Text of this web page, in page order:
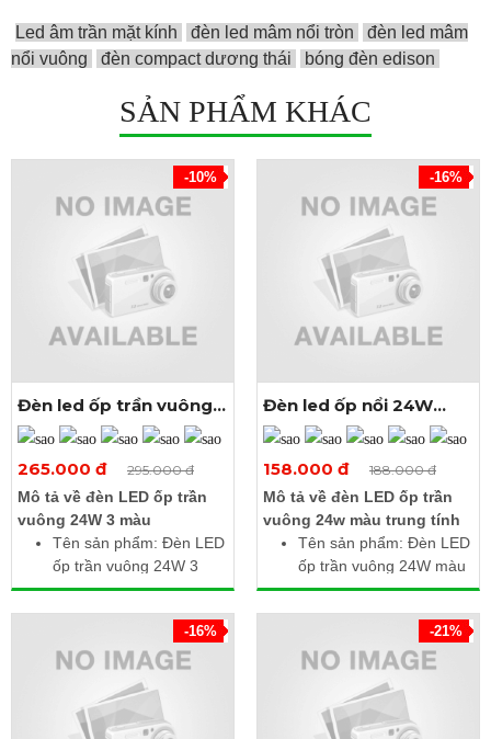
Led âm trần mặt kính đèn led mâm nổi tròn
đèn led mâm
nổi vuông
đèn compact dương thái bóng đèn edison
SẢN PHẨM KHÁC
-10%
Xem thêm ảnh
Đèn led ốp trần vuông
24W 3 màu
265.000 đ
295.000 đ
Mô tả về đèn LED ốp trần
vuông 24W 3 màu
Tên sản phẩm: Đèn LED
ốp trần vuông 24W 3
màu
Công suất: 24W
Điện áp: 85 - 265V AC
Nhiệt độ màu: 6500K /
3000K / 4000K
Quang thông: 2400 lm /
2280 lm/ 2400lm
-16%
Xem thêm ảnh
Đèn led ốp nổi 24W
vuông màu trung tính
158.000 đ
188.000 đ
Mô tả về đèn LED ốp trần
vuông 24w màu trung tính
Tên sản phẩm: Đèn LED
ốp trần vuông 24W màu
trung tính
Công suất: 24W
Điện áp làm việc: 85 -
265V AC
Nhiệt độ màu: 4000 -
4500K
Quang thông: 2400 lm
-16% -21%